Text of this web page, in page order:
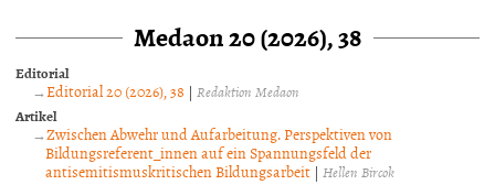
Medaon 20 (2026), 38
Editorial
Editorial 20 (2026), 38 |Redaktion Medaon
Artikel
Zwischen Abwehr und Aufarbeitung. Perspektiven von
Bildungsreferent_innen auf ein Spannungsfeld der
antisemitismuskritischen Bildungsarbeit | Hellen Bircok